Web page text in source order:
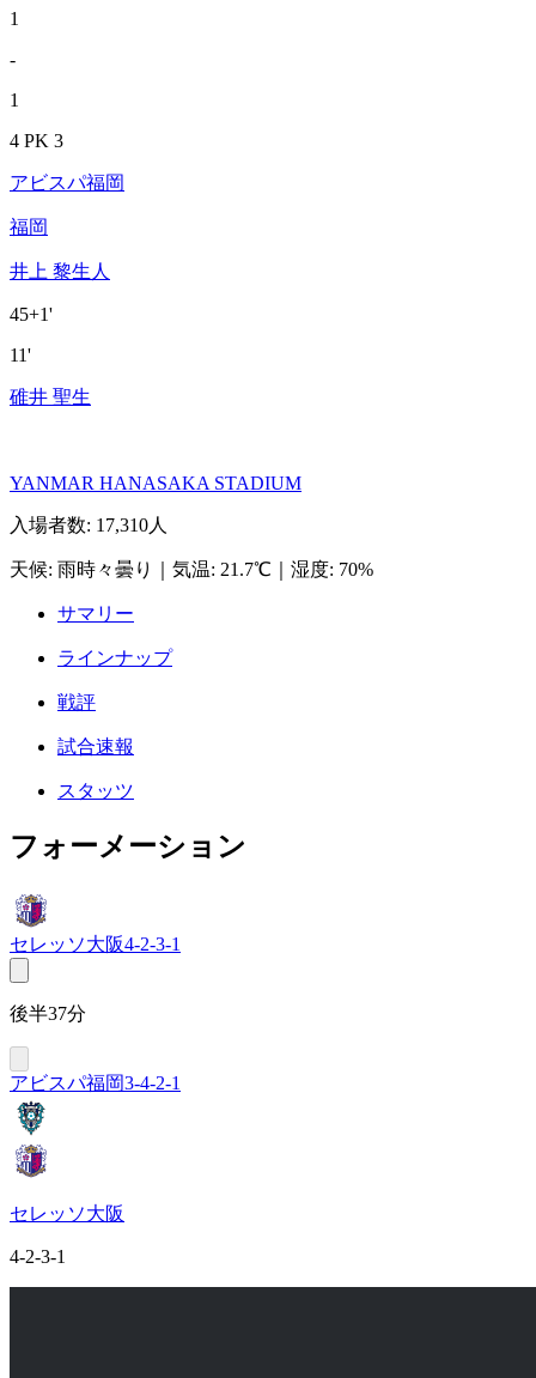
1
-
1
4 PK 3
アビスパ福岡
福岡
井上 黎生人
45+1'
11'
碓井 聖生
YANMAR HANASAKA STADIUM
入場者数: 17,310人
天候: 雨時々曇り 気温: 21.7℃ 湿度: 70%
サマリー
ラインナップ
戦評
試合速報
スタッツ
フォーメーション
セレッソ大阪4-2-3-1
後半37分
アビスパ福岡3-4-2-1
セレッソ大阪
4-2-3-1